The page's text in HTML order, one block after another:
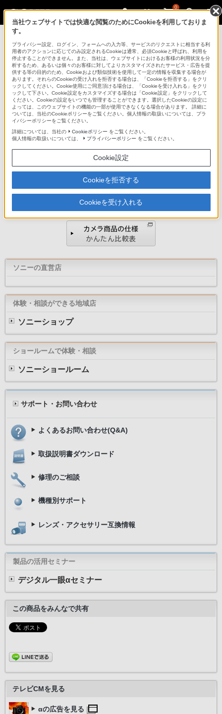
0
STP-SH2AM
ショルダーストラップ STP-SH2AM
商品の特長
●30mmの幅細タイプ
ソニーの直営店
体験・相談ができる地域店
ソニーショップ
ショールームで体験・相談
ソニーショールーム
サポート・お問い合わせ
よくあるお問い合わせ(Q&A)
取扱説明書ダウンロード
修理のご相談
機種別サポート
レンズ・アクセサリー互換情報
製品の活用セミナー
デジタル一眼αセミナー
この商品をみんなで共有
テレビCMを見る
αの広告を見る
当社ウェブサイトでは快適な閲覧のためにCookieを利用しておりま
す。
プライバシー設定、ログイン、フォームへの入力等、サービスのリクエストに相当する利
用者のアクションに応じてのみ設定されるCookieは通常、必須Cookieと呼ばれ、利用を
停止することができません。また、当社は、ウェブサイトにおけるお客様の利用状況を分
析するため、あるいは個々のお客様に対してよりカスタマイズされたサービス・広告を提
供する等の目的のため、Cookieおよび類似技術を使用して一定の情報を収集する場合が
あります。それらのCookieの受け入れを拒否する場合は、「Cookieを拒否する」をクリ
ックしてください。Cookie使用にご同意頂ける場合は、「Cookieを受け入れる」をクリ
ックして下さい。Cookie設定をカスタマイズする場合は「Cookie設定」をクリックして
ください。Cookieの設定をいつでも管理することができます。選択したCookieの設定に
よっては、このウェブサイトの機能の一部が使用できなくなる場合があります。 詳細に
ついては、当社のCookieポリシーをご覧ください。個人情報の取扱いについては、プラ
イバシーポリシーをご覧ください。
詳細については、当社の
Cookieポリシー をご覧ください。
個人情報の取扱いについては、
プライバシーポリシー をご覧ください。
Cookie設定
Cookieを拒否する
Cookieを受け入れる